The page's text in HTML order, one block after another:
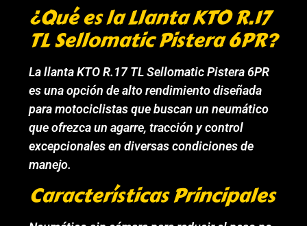
¿Qué es la Llanta KTO R.17
TL Sellomatic Pistera 6PR?
La llanta KTO R.17 TL Sellomatic Pistera 6PR
es una opción de alto rendimiento diseñada
para motociclistas que buscan un neumático
que ofrezca un agarre, tracción y control
excepcionales en diversas condiciones de
manejo.
Características Principales